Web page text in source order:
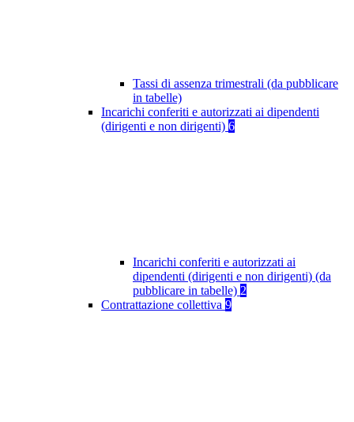
Tassi di assenza trimestrali (da pubblicare
in tabelle)
Incarichi conferiti e autorizzati ai dipendenti
(dirigenti e non dirigenti) 6
Incarichi conferiti e autorizzati ai
dipendenti (dirigenti e non dirigenti) (da
pubblicare in tabelle) 2
Contrattazione collettiva 9